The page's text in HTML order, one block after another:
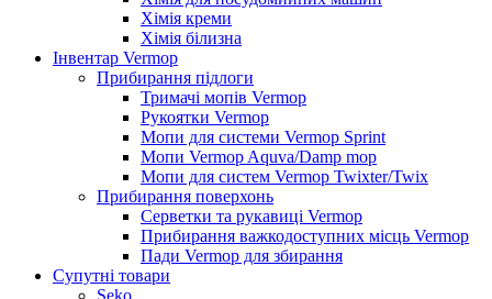
Хімія креми
Хімія білизна
Інвентар Vermop
Прибирання підлоги
Тримачі мопів Vermop
Рукоятки Vermop
Мопи для системи Vermop Sprint
Мопи Vermop Aquva/Damp mop
Мопи для систем Vermop Twixter/Twix
Прибирання поверхонь
Серветки та рукавиці Vermop
Прибирання важкодоступних місць Vermop
Пади Vermop для збирання
Супутні товари
Seko